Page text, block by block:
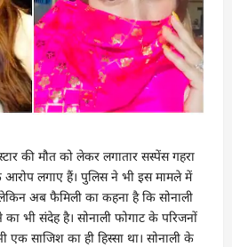
की मौत को लेकर लगातार सस्पेंस गहरा
आरोप लगाए हैं। पुलिस ने भी इस मामले में
अब फैमिली का कहना है कि सोनाली
का भी संदेह है। सोनाली फोगाट के परिजनों
एक साजिश का ही हिस्सा था। सोनाली के